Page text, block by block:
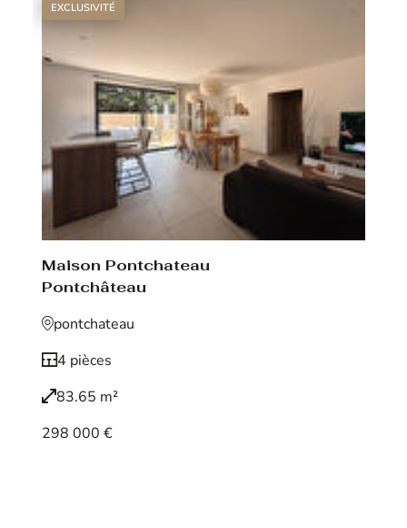
EXCLUSIVITÉ
Maison Pontchateau
Pontchâteau
pontchateau
4 pièces
83.65 m²
298 000 €